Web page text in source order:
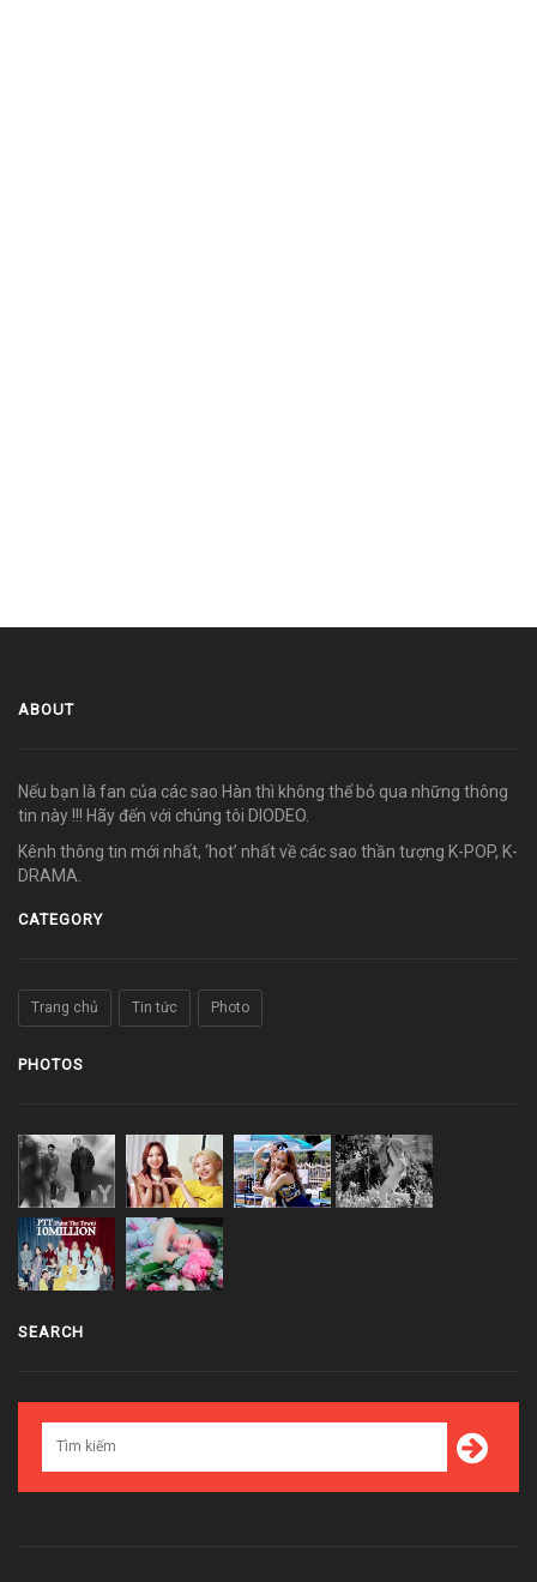
ABOUT
Nếu bạn là fan của các sao Hàn thì không thể bỏ qua những thông
tin này !!! Hãy đến với chúng tôi DIODEO.
Kênh thông tin mới nhất, ‘hot’ nhất về các sao thần tượng K-POP, K-
DRAMA.
CATEGORY
Trang chủ Tin tức Photo
PHOTOS
SEARCH